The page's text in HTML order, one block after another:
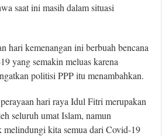
saat ini masih dalam situasi
hari kemenangan ini berbuah bencana
yang semakin meluas karena
politisi PPP itu menambahkan.
hari raya Idul Fitri merupakan
seluruh umat Islam, namun
melindungi kita semua dari Covid-19